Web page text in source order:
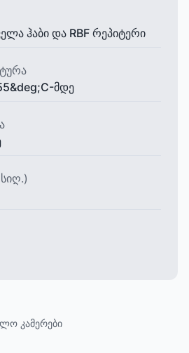
ჰაბი და RBF რეპიტერი
მდე
კამერები